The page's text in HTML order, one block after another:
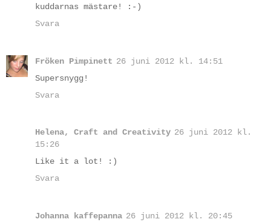
kuddarnas mästare! :-)
Svara
Fröken Pimpinett 26 juni 2012 kl. 14:51
Supersnygg!
Svara
Helena, Craft and Creativity 26 juni 2012 kl.
15:26
Like it a lot! :)
Svara
Johanna kaffepanna 26 juni 2012 kl. 20:45